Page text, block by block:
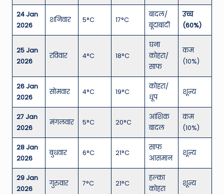
24 Jan
2026
शनिवार 5°C 17°C
बादल/
बूंदाबांदी
उच्च
(60%)
25 Jan
2026
रविवार 4°C 18°C
घना
कोहरा/
साफ
कम
(10%)
26 Jan
2026
सोमवार 4°C 19°C
कोहरा/
धूप
शून्य
27 Jan
2026
मंगलवार 5°C 20°C
आंशिक
बादल
कम
(10%)
28 Jan
2026
बुधवार 6°C 21°C
साफ
आसमान
शून्य
29 Jan
2026
गुरुवार 7°C 21°C
हल्का
कोहरा
शून्य